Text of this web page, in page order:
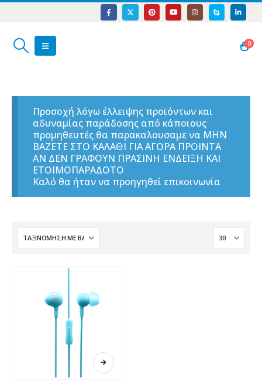
0
Προσοχή λόγω έλλειψης προϊόντων και
αδυναμίας παράδοσης από κάποιους
προμηθευτές θα παρακαλουσαμε να ΜΗΝ
ΒΑΖΕΤΕ ΣΤΟ ΚΑΛΑΘΙ ΓΙΑ ΑΓΟΡΑ ΠΡΟΙΝΤΑ
ΑΝ ΔΕΝ ΓΡΑΦΟΥΝ ΠΡΑΣΙΝΗ ΕΝΔΕΙΞΗ ΚΑΙ
ΕΤΟΙΜΟΠΑΡΑΔΟΤΟ
Καλό θα ήταν να προηγηθεί επικοινωνία